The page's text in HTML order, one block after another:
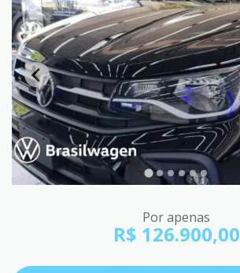
Por apenas
R$ 126.900,00